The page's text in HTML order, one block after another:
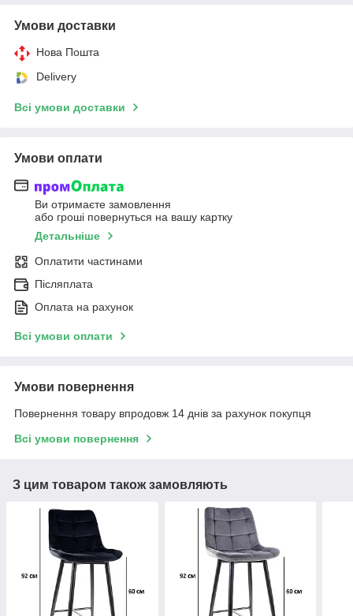
Умови доставки
Нова Пошта
Delivery
Всі умови доставки
Умови оплати
Ви отримаєте замовлення
або гроші повернуться на вашу картку
Детальніше
Оплатити частинами
Післяплата
Оплата на рахунок
Всі умови оплати
Умови повернення
Повернення товару впродовж 14 днів за рахунок покупця
Всі умови повернення
З цим товаром також замовляють